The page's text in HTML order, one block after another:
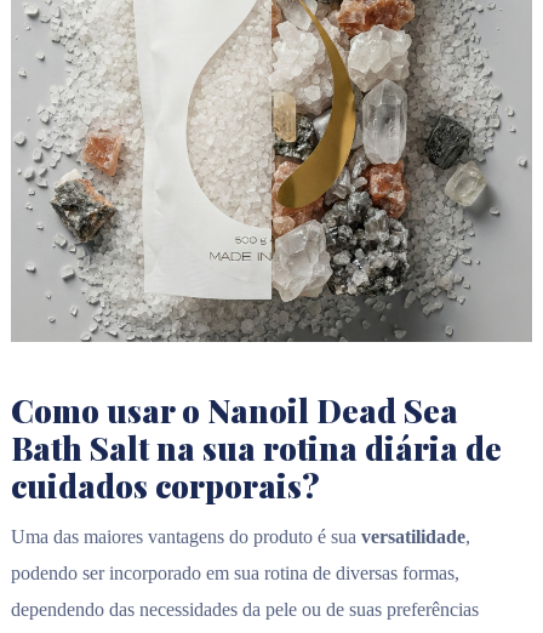
Como usar o Nanoil Dead Sea
Bath Salt na sua rotina diária de
cuidados corporais?
Uma das maiores vantagens do produto é sua versatilidade,
podendo ser incorporado em sua rotina de diversas formas,
dependendo das necessidades da pele ou de suas preferências